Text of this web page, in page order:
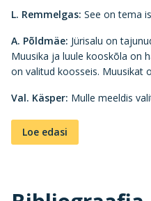
L. Remmelgas: See on tema
A. Põldmäe: Jürisalu on
Muusika ja luule kooskõla on
on valitud koosseis. Muusikat
Val. Käsper: Mulle meeldis
Loe edasi